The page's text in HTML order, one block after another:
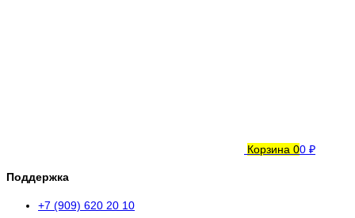
Корзина 00 ₽
Поддержка
+7 (909) 620 20 10